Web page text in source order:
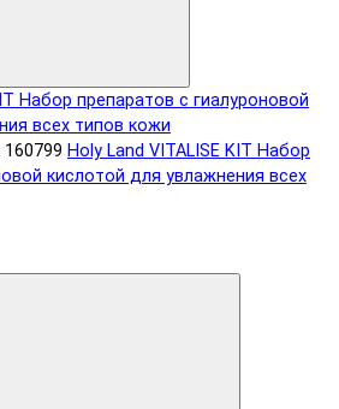
Holy Land VITALISE KIT Набор
кислотой для увлажнения всех